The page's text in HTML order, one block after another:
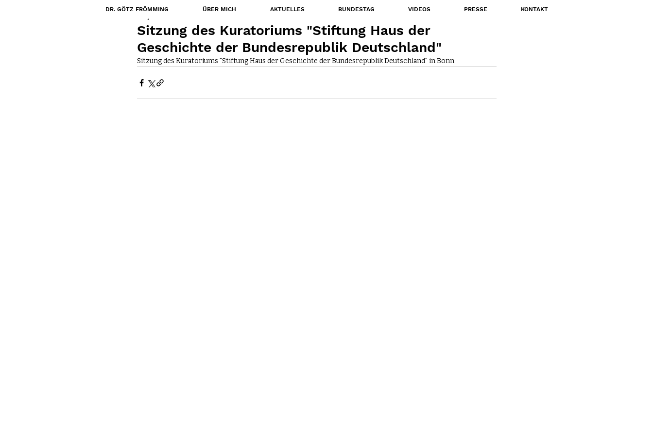
Sitzung des Kuratoriums "Stiftung Haus der
Geschichte der Bundesrepublik Deutschland"
Sitzung des Kuratoriums "Stiftung Haus der Geschichte der Bundesrepublik Deutschland" in Bonn
DR. GÖTZ FRÖMMING ÜBER MICH AKTUELLES BUNDESTAG VIDEOS PRESSE KONTAKT